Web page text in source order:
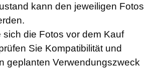
kann den jeweiligen Fotos
sich die Fotos vor dem Kauf
Sie Kompatibilität und
geplanten Verwendungszweck